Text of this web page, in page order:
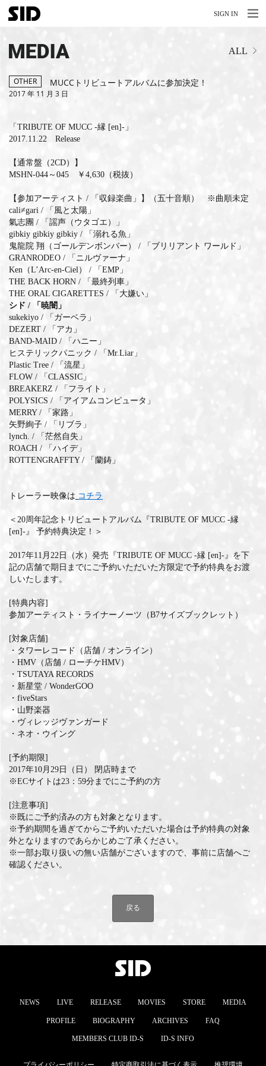
SIGN IN
RELEASE
MEMBERS CLUB ID-S
MEDIA ALL
OTHER MUCCトリビュートアルバムに参加決定！
2017 年 11 月 3 日
「TRIBUTE OF MUCC -縁 [en]-」
2017.11.22 Release
【通常盤（2CD）】
MSHN-044～045 ￥4,630（税抜）
【参加アーティスト / 「収録楽曲」】（五十音順） ※曲順未定
cali≠gari / 「風と太陽」
氣志團 / 「謡声（ウタゴエ）」
gibkiy gibkiy gibkiy / 「溺れる魚」
鬼龍院 翔（ゴールデンボンバー） / 「ブリリアント ワールド」
GRANRODEO / 「ニルヴァーナ」
Ken（L’Arc-en-Ciel） / 「EMP」
THE BACK HORN / 「最終列車」
THE ORAL CIGARETTES / 「大嫌い」
シド / 「暁闇」
sukekiyo / 「ガーベラ」
DEZERT / 「アカ」
BAND-MAID / 「ハニー」
ヒステリックパニック / 「Mr.Liar」
Plastic Tree / 「流星」
FLOW / 「CLASSIC」
BREAKERZ / 「フライト」
POLYSICS / 「アイアムコンピュータ」
MERRY / 「家路」
矢野絢子 / 「リブラ」
lynch. / 「茫然自失」
ROACH / 「ハイデ」
ROTTENGRAFFTY / 「蘭鋳」
トレーラー映像は コチラ
＜20周年記念トリビュートアルバム『TRIBUTE OF MUCC -縁
[en]-』 予約特典決定！＞
2017年11月22日（水）発売『TRIBUTE OF MUCC -縁 [en]-』を下
記の店舗で期日までにご予約いただいた方限定で予約特典をお渡
しいたします。
[特典内容]
参加アーティスト・ライナーノーツ（B7サイズブックレット）
[対象店舗]
・タワーレコード（店舗 / オンライン）
・HMV（店舗 / ローチケHMV）
・TSUTAYA RECORDS
・新星堂 / WonderGOO
・fiveStars
・山野楽器
・ヴィレッジヴァンガード
・ネオ・ウイング
[予約期限]
2017年10月29日（日） 閉店時まで
※ECサイトは23：59分までにご予約の方
[注意事項]
※既にご予約済みの方も対象となります。
※予約期間を過ぎてからご予約いただいた場合は予約特典の対象
外となりますのであらかじめご了承ください。
※一部お取り扱いの無い店舗がございますので、事前に店舗へご
確認ください。
戻る
NEWS LIVE RELEASE MOVIES STORE MEDIA
PROFILE BIOGRAPHY ARCHIVES FAQ
MEMBERS CLUB ID-S ID-S INFO